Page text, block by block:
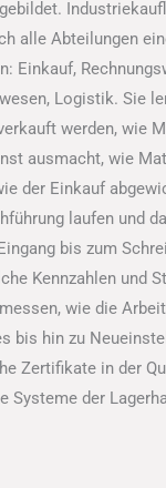
alle Abteilungen
Einkauf,
Logistik. Sie
werden, wie
ausmacht, wie
der Einkauf
laufen und
bis zum
Kennzahlen und
wie die
bis hin zu
Zertifikate in der
Systeme der